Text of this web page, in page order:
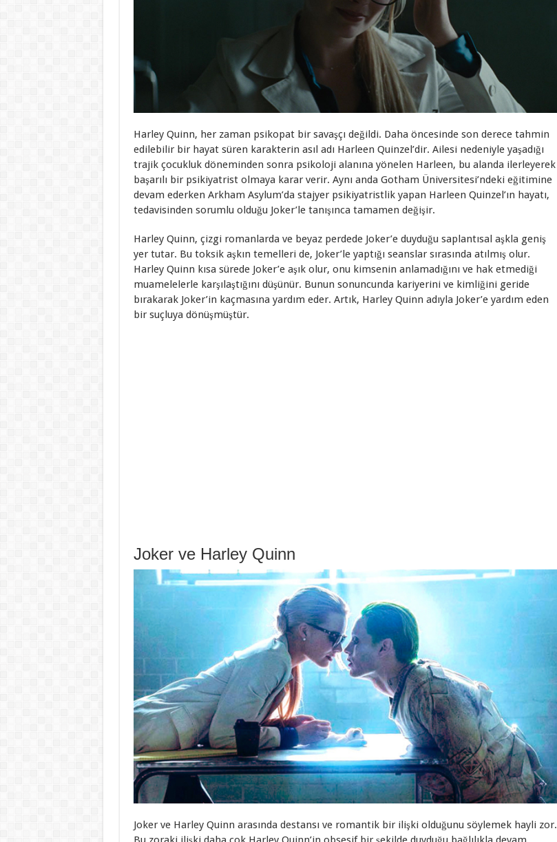
Harley Quinn, her zaman psikopat bir savaşçı değildi. Daha öncesinde son derece tahmin
edilebilir bir hayat süren karakterin asıl adı Harleen Quinzel’dir. Ailesi nedeniyle yaşadığı
trajik çocukluk döneminden sonra psikoloji alanına yönelen Harleen, bu alanda ilerleyerek
başarılı bir psikiyatrist olmaya karar verir. Aynı anda Gotham Üniversitesi’ndeki eğitimine
devam ederken Arkham Asylum’da stajyer psikiyatristlik yapan Harleen Quinzel’ın hayatı,
tedavisinden sorumlu olduğu Joker’le tanışınca tamamen değişir.
Harley Quinn, çizgi romanlarda ve beyaz perdede Joker’e duyduğu saplantısal aşkla geniş
yer tutar. Bu toksik aşkın temelleri de, Joker’le yaptığı seanslar sırasında atılmış olur.
Harley Quinn kısa sürede Joker’e aşık olur, onu kimsenin anlamadığını ve hak etmediği
muamelelerle karşılaştığını düşünür. Bunun sonuncunda kariyerini ve kimliğini geride
bırakarak Joker’in kaçmasına yardım eder. Artık, Harley Quinn adıyla Joker’e yardım eden
bir suçluya dönüşmüştür.
Joker ve Harley Quinn
Joker ve Harley Quinn arasında destansı ve romantik bir ilişki olduğunu söylemek hayli zor.